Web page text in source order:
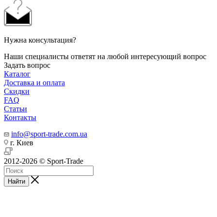
Нужна консультация?
Наши специалисты ответят на любой интересующий вопрос
Задать вопрос
Каталог
Доставка и оплата
Скидки
FAQ
Статьи
Контакты
info@sport-trade.com.ua
г. Киев
2012-2026 © Sport-Trade
Найти